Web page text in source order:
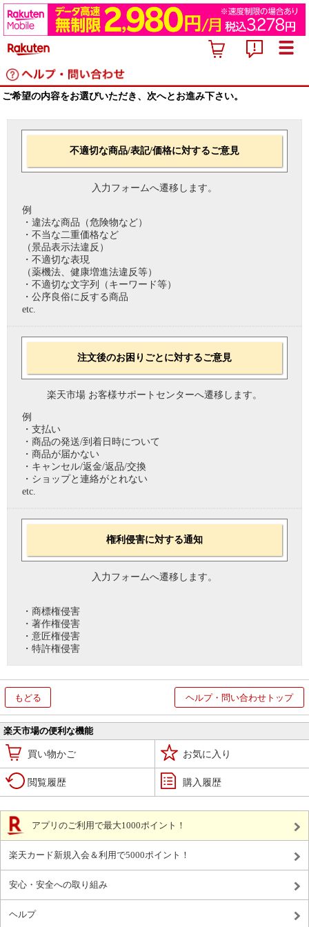
ご希望の内容をお選びいただき、次へとお進み下さい。
不適切な商品/表記/価格に対するご意見
入力フォームへ遷移します。
例
・違法な商品（危険物など）
・不当な二重価格など
（景品表示法違反）
・不適切な表現
（薬機法、健康増進法違反等）
・不適切な文字列（キーワード等）
・公序良俗に反する商品
etc.
注文後のお困りごとに対するご意見
楽天市場 お客様サポートセンターへ遷移します。
例
・支払い
・商品の発送/到着日時について
・商品が届かない
・キャンセル/返金/返品/交換
・ショップと連絡がとれない
etc.
権利侵害に対する通知
入力フォームへ遷移します。
・商標権侵害
・著作権侵害
・意匠権侵害
・特許権侵害
もどる ヘルプ・問い合わせトップ
楽天市場の便利な機能
買い物かご お気に入り
閲覧履歴 購入履歴
アプリのご利用で最大1000ポイント！
楽天カード新規入会＆利用で5000ポイント！
安心・安全への取り組み
ヘルプ